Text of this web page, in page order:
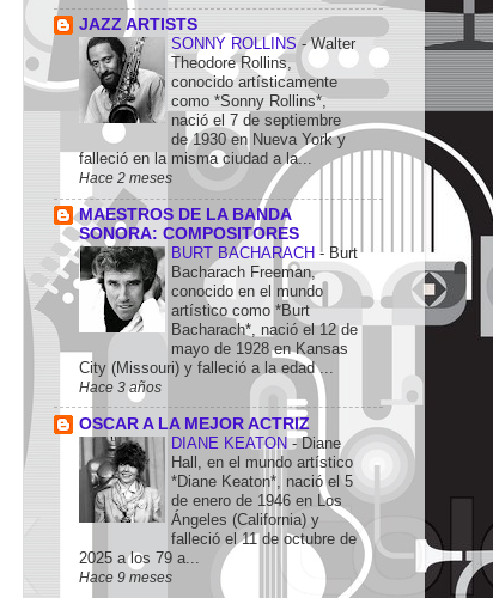
JAZZ ARTISTS
SONNY ROLLINS-Walter
Theodore Rollins,
conocido artísticamente
como *Sonny Rollins*,
nació el 7 de septiembre
de 1930 en Nueva York y
falleció en la misma ciudad a la...
Hace 2 meses
MAESTROS DE LA BANDA
SONORA: COMPOSITORES
BURT BACHARACH - Burt
Bacharach Freeman,
conocido en el mundo
artístico como *Burt
Bacharach*, nació el 12 de
mayo de 1928 en Kansas
City (Missouri) y falleció a la edad ...
Hace 3 años
OSCAR A LA MEJOR ACTRIZ
DIANE KEATON-Diane
Hall, en el mundo artístico
*Diane Keaton*, nació el 5
de enero de 1946 en Los
Ángeles (California) y
falleció el 11 de octubre de
2025 a los 79 a...
Hace 9 meses